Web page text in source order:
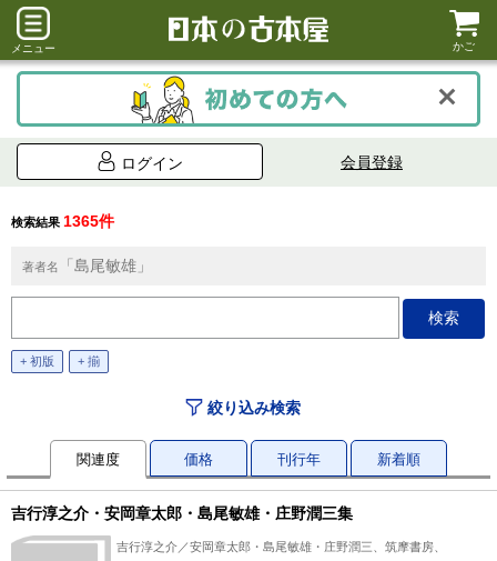
メニュー かご
ログイン 会員登録
検索結果 1365件
著者名 「島尾敏雄」
+ 初版 + 揃
絞り込み検索
関連度 価格 刊行年 新着順
吉行淳之介・安岡章太郎・島尾敏雄・庄野潤三集
吉行淳之介／安岡章太郎・島尾敏雄・庄野潤三、筑摩書房、